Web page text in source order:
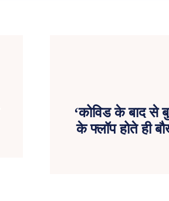
‘कोविड के बाद से
के फ्लॉप होते ही